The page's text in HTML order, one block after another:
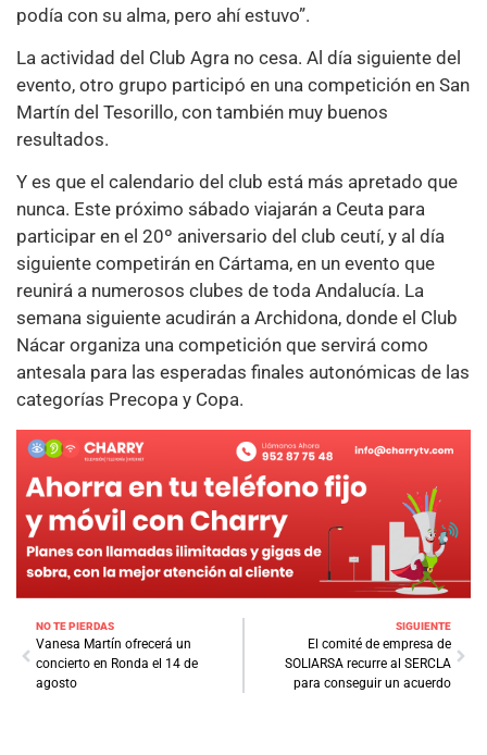
podía con su alma, pero ahí estuvo”.
La actividad del Club Agra no cesa. Al día siguiente del
evento, otro grupo participó en una competición en San
Martín del Tesorillo, con también muy buenos
resultados.
Y es que el calendario del club está más apretado que
nunca. Este próximo sábado viajarán a Ceuta para
participar en el 20º aniversario del club ceutí, y al día
siguiente competirán en Cártama, en un evento que
reunirá a numerosos clubes de toda Andalucía. La
semana siguiente acudirán a Archidona, donde el Club
Nácar organiza una competición que servirá como
antesala para las esperadas finales autonómicas de las
categorías Precopa y Copa.
NO TE PIERDAS
Vanesa Martín ofrecerá un
concierto en Ronda el 14 de
agosto
SIGUIENTE
El comité de empresa de
SOLIARSA recurre al SERCLA
para conseguir un acuerdo